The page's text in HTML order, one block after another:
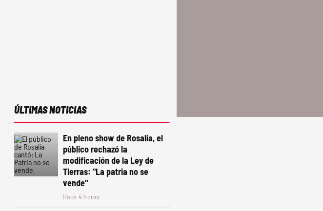
ÚLTIMAS NOTICIAS
En pleno show de Rosalía, el
público rechazó la
modificación de la Ley de
Tierras: "La patria no se
vende"
Hace 4 horas